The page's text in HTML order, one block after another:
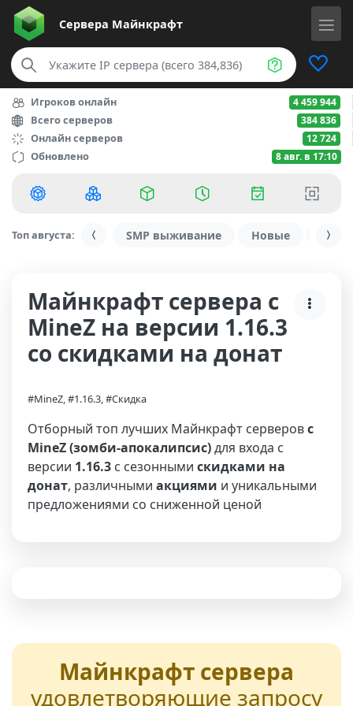
Сервера Майнкрафт
Игроков онлайн 4 459 944
Всего серверов 384 836
Онлайн серверов 12 724
Обновлено 8 авг. в 17:10
Топ августа: SMP выживание Новые С
Майнкрафт сервера с
MineZ на версии 1.16.3
со скидками на донат
#MineZ, #1.16.3, #Скидка
Отборный топ лучших Майнкрафт серверовс
MineZ (зомби-апокалипсис)для входа с
версии 1.16.3 с сезонными скидками на
донат, различными акциями и уникальными
предложениями со сниженной ценой
Майнкрафт сервера
удовлетворяющие запросу